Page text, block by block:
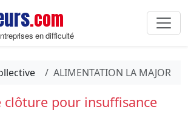
.com
en difficulté
ALIMENTATION LA MAJOR
clôture pour insuffisance